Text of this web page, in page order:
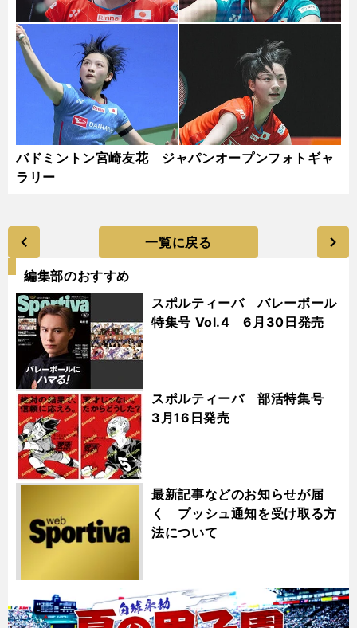
バドミントン宮崎友花 ジャパンオープンフォトギャ
ラリー
一覧に戻る
編集部のおすすめ
スポルティーバ バレーボール
特集号 Vol.4 6月30日発売
スポルティーバ 部活特集号
3月16日発売
最新記事などのお知らせが届
く プッシュ通知を受け取る方
法について